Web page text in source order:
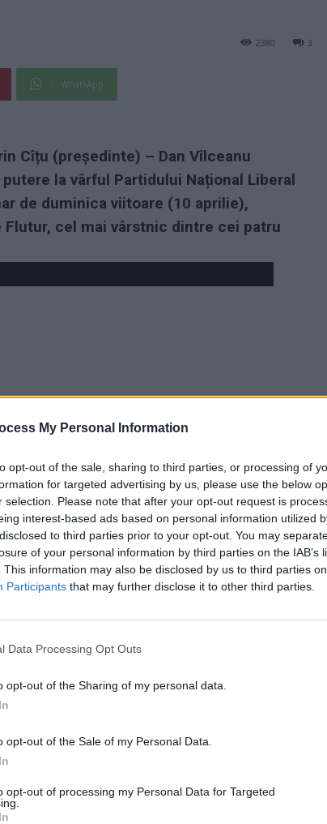
My Personal Information
opt-out of the sale, sharing to third parties, or processing of
for targeted advertising by us, please use the below
selection. Please note that after your opt-out request is
interest-based ads based on personal information utilized
to third parties prior to your opt-out. You may
of your personal information by third parties on the IAB’s
This information may also be disclosed by us to third parties
Participants that may further disclose it to other third parties.
Data Processing Opt Outs
opt-out of the Sharing of my personal data.
opt-out of the Sale of my Personal Data.
opt-out of processing my Personal Data for Targeted
3
2380
WhatsApp
Cîțu (președinte) – Dan Vîlceanu
la vârful Partidului Național Liberal
de duminica viitoare (10 aprilie),
cel mai vârstnic dintre cei patru
președinte interimar al PNL timp de o săptămână,
va fi organizat duminică, 10 aprilie.
partidul timp de o săptămână, va fi oficializată
președinte a devenit vacantă după ce
care l-au instalat – tot cu „forcepsul Iohannis” –
Flutur, Lucian Bode, Iulian Dumitrescu
această săptămână tumultuoasă va fi președintele
al „grupului celor 4” și prim-vicepreședintele cu